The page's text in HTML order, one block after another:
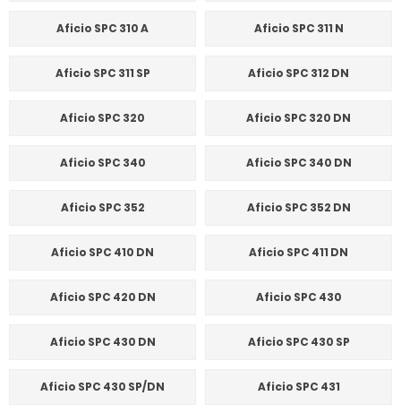
Aficio SPC 310 A Aficio SPC 311 N
Aficio SPC 311 SP Aficio SPC 312 DN
Aficio SPC 320 Aficio SPC 320 DN
Aficio SPC 340 Aficio SPC 340 DN
Aficio SPC 352 Aficio SPC 352 DN
Aficio SPC 410 DN Aficio SPC 411 DN
Aficio SPC 420 DN Aficio SPC 430
Aficio SPC 430 DN Aficio SPC 430 SP
Aficio SPC 430 SP/DN Aficio SPC 431